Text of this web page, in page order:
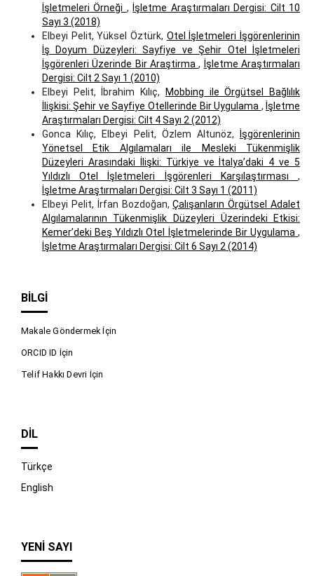
İşletmeleri Örneği , İşletme Araştırmaları Dergisi: Cilt 10
Sayı 3 (2018)
Elbeyi Pelit, Yüksel Öztürk, Otel İşletmeleri İşgörenlerinin
İş Doyum Düzeyleri: Sayfiye ve Şehir Otel İşletmeleri
İşgörenleri Üzerinde Bir Araştirma, İşletme Araştırmaları
Dergisi: Cilt 2 Sayı 1 (2010)
Elbeyi Pelit, İbrahim Kılıç,
Mobbing ile Örgütsel Bağlılık
İlişkisi: Şehir ve Sayfiye Otellerinde Bir Uygulama , İşletme
Araştırmaları Dergisi: Cilt 4 Sayı 2 (2012)
Gonca Kılıç, Elbeyi Pelit, Özlem Altunöz,
İşgörenlerinin
Yönetsel Etik Algılamaları ile Mesleki Tükenmişlik
Düzeyleri Arasındaki İlişki: Türkiye ve İtalya’daki 4 ve 5
Yıldızlı Otel İşletmeleri İşgörenleri Karşılaştırması,
İşletme Araştırmaları Dergisi: Cilt 3 Sayı 1 (2011)
Elbeyi Pelit, İrfan Bozdoğan,Çalışanların Örgütsel Adalet
Algılamalarının Tükenmişlik Düzeyleri Üzerindeki Etkisi:
Kemer’deki Beş Yıldızlı Otel İşletmelerinde Bir Uygulama,
İşletme Araştırmaları Dergisi: Cilt 6 Sayı 2 (2014)
BILGI
Makale Göndermek İçin
ORCID ID İçin
Telif Hakkı Devri İçin
DIL
Türkçe
English
YENI SAYI